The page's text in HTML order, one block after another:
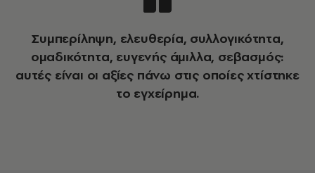
Συμπερίληψη, ελευθερία, συλλογικότητα,
ομαδικότητα, ευγενής άμιλλα, σεβασμός:
αυτές είναι οι αξίες πάνω στις οποίες χτίστηκε
το εγχείρημα.